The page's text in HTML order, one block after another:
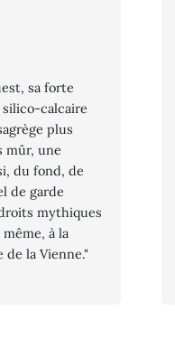
sa forte
calcaire
plus
mûr, une
du fond, de
de garde
mythiques
à la
la Vienne."